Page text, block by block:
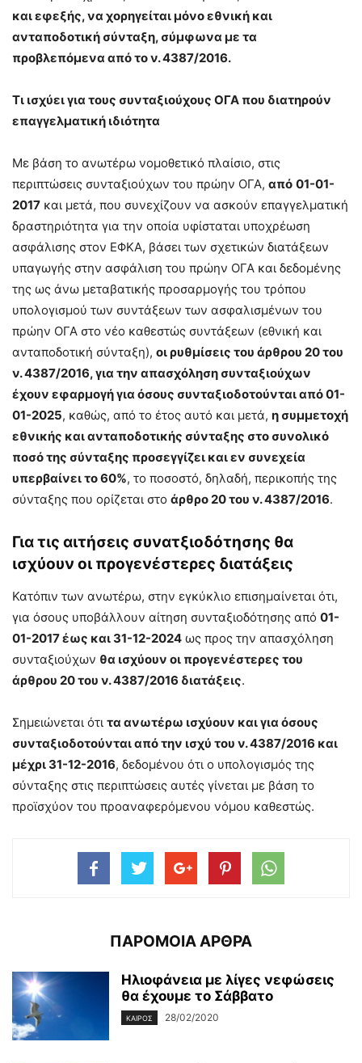
και εφεξής, να χορηγείται μόνο εθνική και
ανταποδοτική σύνταξη, σύμφωνα με τα
προβλεπόμενα από το ν. 4387/2016.
Τι ισχύει για τους συνταξιούχους ΟΓΑ που διατηρούν
επαγγελματική ιδιότητα
Με βάση το ανωτέρω νομοθετικό πλαίσιο, στις
περιπτώσεις συνταξιούχων του πρώην ΟΓΑ, από 01-01-
2017 και μετά, που συνεχίζουν να ασκούν επαγγελματική
δραστηριότητα για την οποία υφίσταται υποχρέωση
ασφάλισης στον ΕΦΚΑ, βάσει των σχετικών διατάξεων
υπαγωγής στην ασφάλιση του πρώην ΟΓΑ και δεδομένης
της ως άνω μεταβατικής προσαρμογής του τρόπου
υπολογισμού των συντάξεων των ασφαλισμένων του
πρώην ΟΓΑ στο νέο καθεστώς συντάξεων (εθνική και
ανταποδοτική σύνταξη), οι ρυθμίσεις του άρθρου 20 του
ν. 4387/2016, για την απασχόληση συνταξιούχων
έχουν εφαρμογή για όσους συνταξιοδοτούνται από 01-
01-2025, καθώς, από το έτος αυτό και μετά, η συμμετοχή
εθνικής και ανταποδοτικής σύνταξης στο συνολικό
ποσό της σύνταξης προσεγγίζει και εν συνεχεία
υπερβαίνει το 60%, το ποσοστό, δηλαδή, περικοπής της
σύνταξης που ορίζεται στο άρθρο 20 του ν. 4387/2016.
Για τις αιτήσεις συνατξιοδότησης θα
ισχύουν οι προγενέστερες διατάξεις
Κατόπιν των ανωτέρω, στην εγκύκλιο επισημαίνεται ότι,
για όσους υποβάλλουν αίτηση συνταξιοδότησης από 01-
01-2017 έως και 31-12-2024 ως προς την απασχόληση
συνταξιούχων θα ισχύουν οι προγενέστερες του
άρθρου 20 του ν. 4387/2016 διατάξεις.
Σημειώνεται ότι τα ανωτέρω ισχύουν και για όσους
συνταξιοδοτούνται από την ισχύ του ν. 4387/2016 και
μέχρι 31-12-2016, δεδομένου ότι ο υπολογισμός της
σύνταξης στις περιπτώσεις αυτές γίνεται με βάση το
προϊσχύον του προαναφερόμενου νόμου καθεστώς.
ΠΑΡΟΜΟΙΑ ΑΡΘΡΑ
Ηλιοφάνεια με λίγες νεφώσεις
θα έχουμε το Σάββατο
ΚΑΙΡΌΣ 28/02/2020